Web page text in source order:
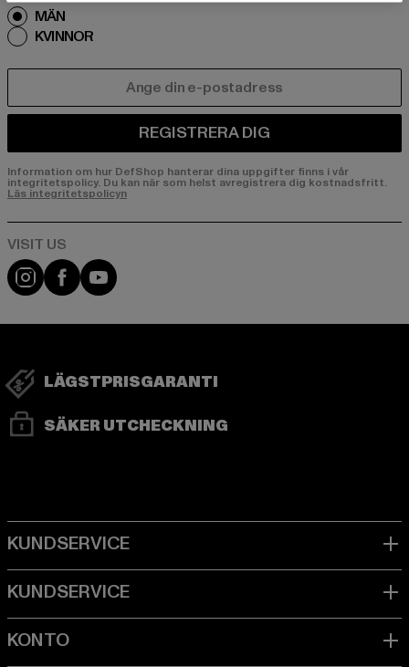
MÄN
KVINNOR
REGISTRERA DIG
Information om hur DefShop hanterar dina uppgifter finns i vår
integritetspolicy. Du kan när som helst avregistrera dig kostnadsfritt.
Läs integritetspolicyn
Visit our Instagram page:
Visit our Facebook page:
Visit our YouTube channel:
LÄGSTPRISGARANTI
SÄKER UTCHECKNING